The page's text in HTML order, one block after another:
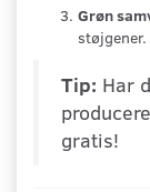
Grøn
støjgener.
Tip: Har
gratis!